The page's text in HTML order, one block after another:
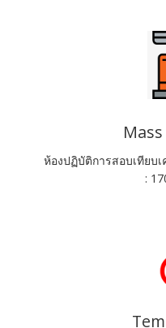
ห้องปฏิบัติการสอบเทียบ
: